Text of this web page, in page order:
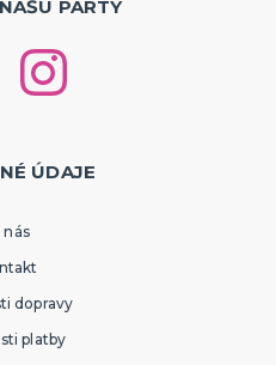
PÁRTY
ÚDAJE
nás
dopravy
platby